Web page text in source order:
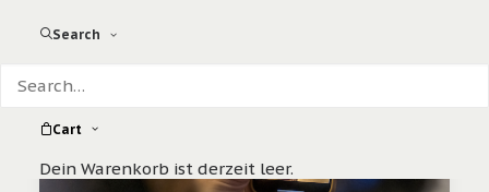
Search
Cart
Dein Warenkorb ist derzeit leer.